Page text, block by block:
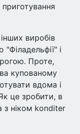
виробів
і
Проте,
купованому
вдома і
Як це зробити, в
з ніком konditer